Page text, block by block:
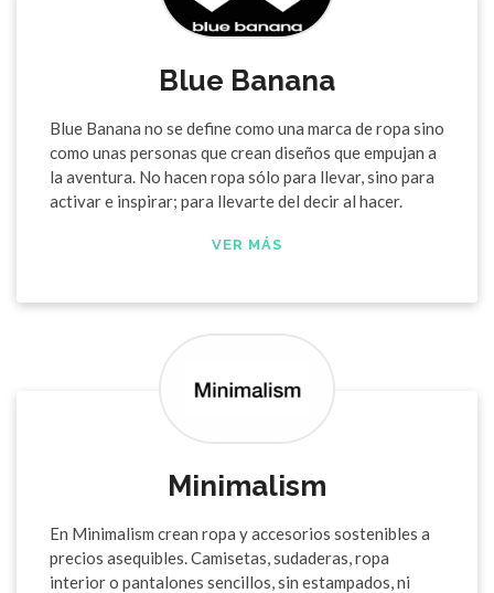
Blue Banana
Blue Banana no se define como una marca de ropa sino
como unas personas que crean diseños que empujan a
la aventura. No hacen ropa sólo para llevar, sino para
activar e inspirar; para llevarte del decir al hacer.
VER MÁS
Minimalism
En Minimalism crean ropa y accesorios sostenibles a
precios asequibles. Camisetas, sudaderas, ropa
interior o pantalones sencillos, sin estampados, ni